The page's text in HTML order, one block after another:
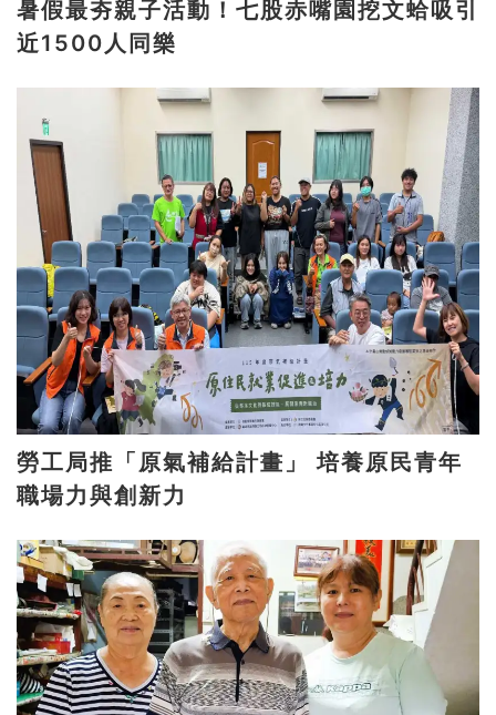
暑假最夯親子活動！七股赤嘴園挖文蛤吸引
近1500人同樂
勞工局推「原氣補給計畫」 培養原民青年
職場力與創新力